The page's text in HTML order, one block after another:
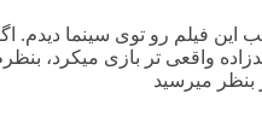
رو توی سینما دیدم. اگر یکم
واقعی تر بازی میکرد، بنظرم فیلم
میرسید